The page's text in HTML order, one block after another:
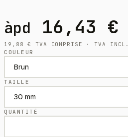
àpd 16,43 €
19,88€
TVA COMPRISE · TVA
COULEUR
TAILLE
QUANTITÉ